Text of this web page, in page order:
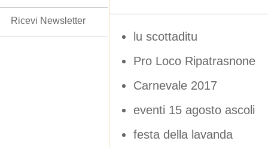
lu scottaditu
Pro Loco Ripatrasnone
Carnevale 2017
eventi 15 agosto ascoli
festa della lavanda
Ricevi Newsletter